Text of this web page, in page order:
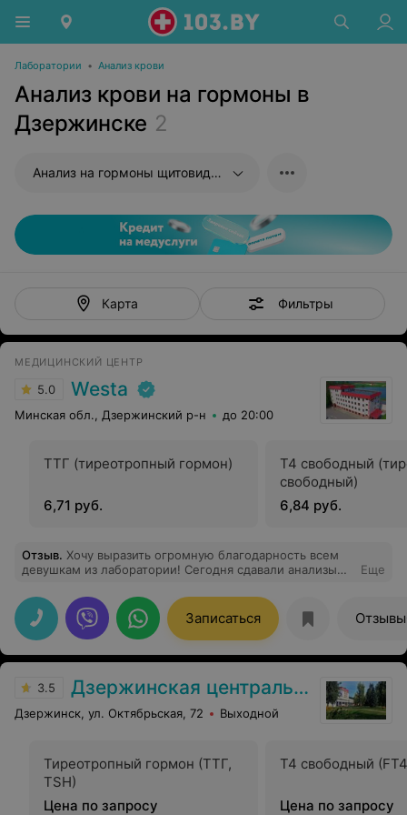
Лаборатории • Анализ крови
Анализ крови на гормоны в
Дзержинске 2
Анализ на гормоны щитовидной железы
Карта Фильтры
МЕДИЦИНСКИЙ ЦЕНТР
5.0 Westa
Минская обл., Дзержинский р-н до 20:00
ТТГ (тиреотропный гормон)
6,71 руб.
Т4 свободный
свободный)
6,84 руб.
Отзыв. Хочу выразить огромную благодарность всем
девушкам из лаборатории! Сегодня сдавали анализы
пробирок
Еще
Записаться Отзывы
3.5 Дзержинская центральная районная больница
Дзержинск, ул. Октябрьская, 72 Выходной
Тиреотропный гормон (ТТГ,
TSH)
Цена по запросу
Т4 свободный
Цена по запросу